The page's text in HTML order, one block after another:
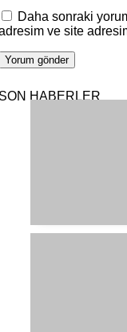
Daha sonraki
ve site
HABERLER